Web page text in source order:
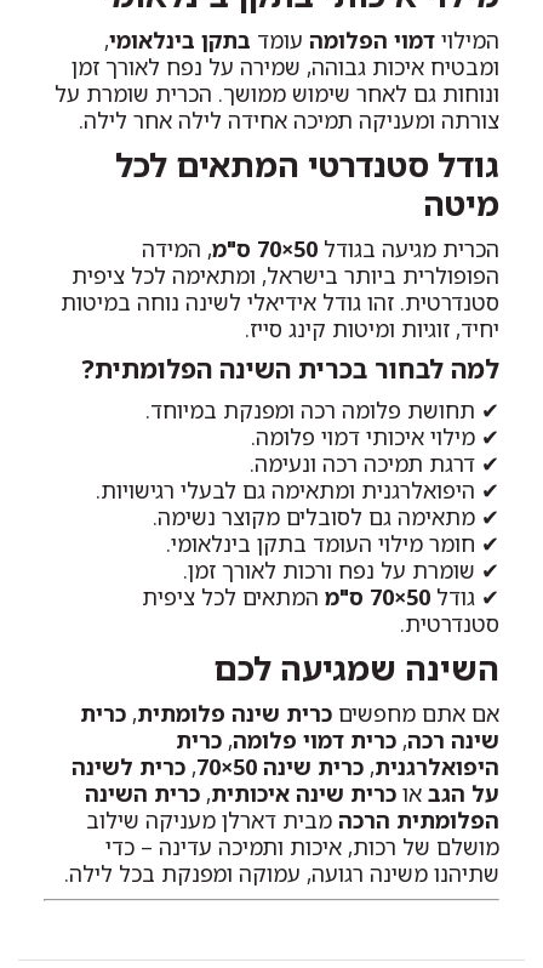
המילוי דמוי הפלומה עומד בתקן בינלאומי,
ומבטיח איכות גבוהה, שמירה על נפח לאורך זמן
ונוחות גם לאחר שימוש ממושך. הכרית שומרת על
צורתה ומעניקה תמיכה אחידה לילה אחר לילה.
גודל סטנדרטי המתאים לכל
מיטה
הכרית מגיעה בגודל 50×70 ס"מ
, המידה
הפופולרית ביותר בישראל, ומתאימה לכל ציפית
סטנדרטית. זהו גודל אידיאלי לשינה נוחה במיטות
יחיד, זוגיות ומיטות קינג סייז.
למה לבחור בכרית השינה הפלומתית?
✔ תחושת פלומה רכה ומפנקת במיוחד.
✔ מילוי איכותי דמוי פלומה.
✔ דרגת תמיכה רכה ונעימה.
✔ היפואלרגנית ומתאימה גם לבעלי רגישויות.
✔ מתאימה גם לסובלים מקוצר נשימה.
✔ חומר מילוי העומד בתקן בינלאומי.
✔ שומרת על נפח ורכות לאורך זמן.
✔ גודל 50×70 ס"מ
המתאים לכל ציפית
סטנדרטית.
השינה שמגיעה לכם
אם אתם מחפשים כרית שינה פלומתית, כרית
שינה רכה, כרית דמוי פלומה, כרית
היפואלרגנית, כרית שינה 50×70 , כרית לשינה
על הגב או כרית שינה איכותית, כרית השינה
הפלומתית הרכה מבית דארלן מעניקה שילוב
מושלם של רכות, איכות ותמיכה עדינה – כדי
שתיהנו משינה רגועה, עמוקה ומפנקת בכל לילה.